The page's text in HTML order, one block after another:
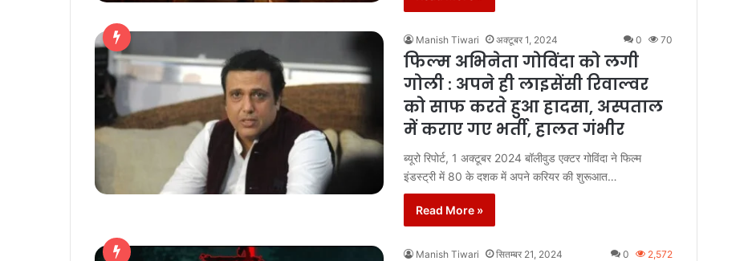
Manish Tiwari अक्टूबर 1, 2024 0 70
फिल्म अभिनेता गोविंदा को लगी
गोली : अपने ही लाइसेंसी रिवाल्वर
को साफ करते हुआ हादसा, अस्पताल
में कराए गए भर्ती, हालत गंभीर
ब्यूरो रिपोर्ट, 1 अक्टूबर 2024 बॉलीवुड एक्टर गोविंदा ने फिल्म
इंडस्ट्री में 80 के दशक में अपने करियर की शुरूआत…
Read More »
Manish Tiwari सितम्बर 21, 2024 0 2,572